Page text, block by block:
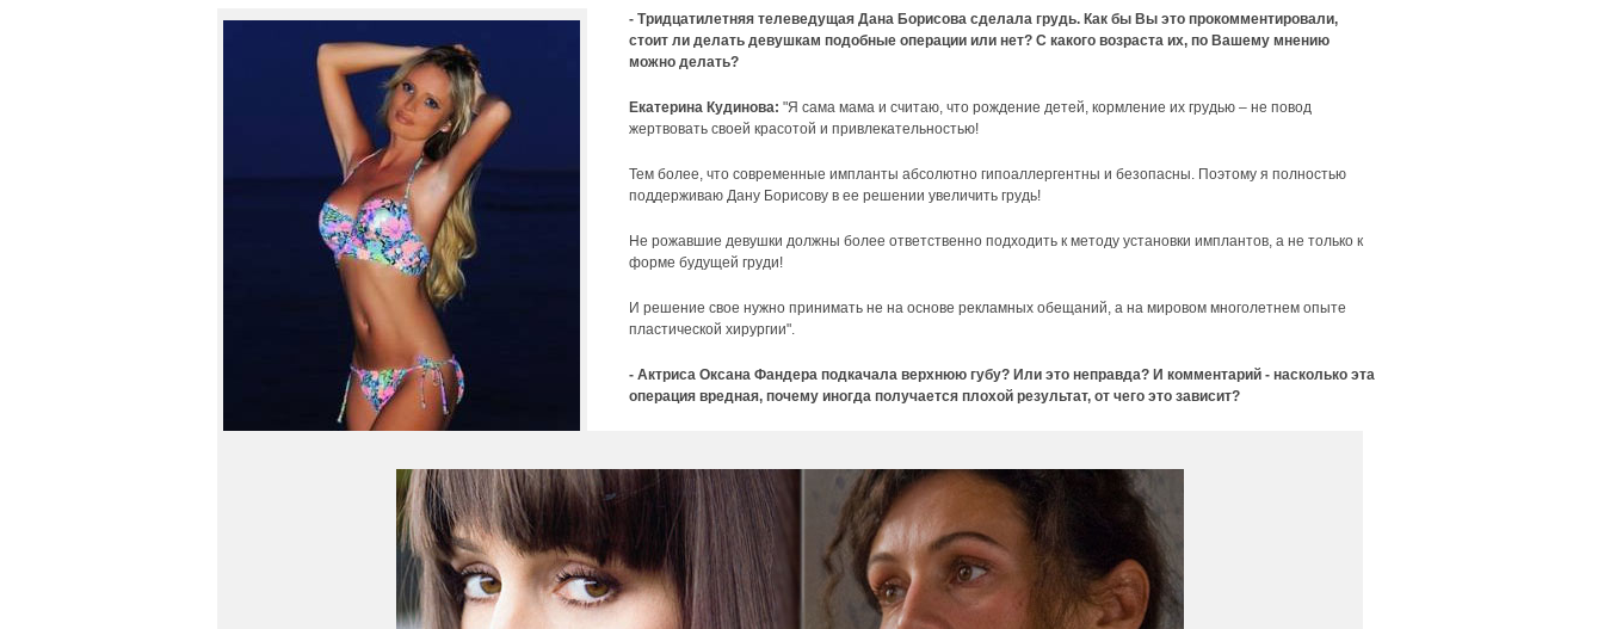
- Тридцатилетняя телеведущая Дана Борисова сделала грудь. Как бы Вы это прокомментировали,
стоит ли делать девушкам подобные операции или нет? С какого возраста их, по Вашему мнению
можно делать?
Екатерина Кудинова: "Я сама мама и считаю, что рождение детей, кормление их грудью – не повод
жертвовать своей красотой и привлекательностью!
Тем более, что современные импланты абсолютно гипоаллергентны и безопасны. Поэтому я полностью
поддерживаю Дану Борисову в ее решении увеличить грудь!
Не рожавшие девушки должны более ответственно подходить к методу установки имплантов, а не только к
форме будущей груди!
И решение свое нужно принимать не на основе рекламных обещаний, а на мировом многолетнем опыте
пластической хирургии".
- Актриса Оксана Фандера подкачала верхнюю губу? Или это неправда? И комментарий - насколько эта
операция вредная, почему иногда получается плохой результат, от чего это зависит?